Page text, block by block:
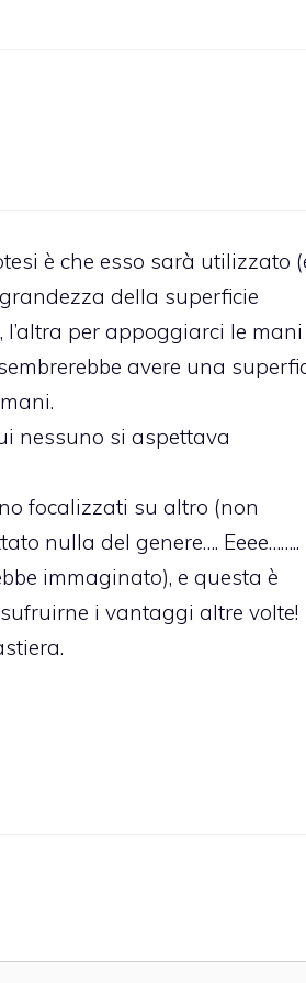
è che esso sarà utilizzato
della superficie
l’altra per appoggiarci le mani
avere una
nessuno si aspettava
focalizzati su altro (non
nulla del genere…. Eeee……..
immaginato), e questa è
i vantaggi altre volte!